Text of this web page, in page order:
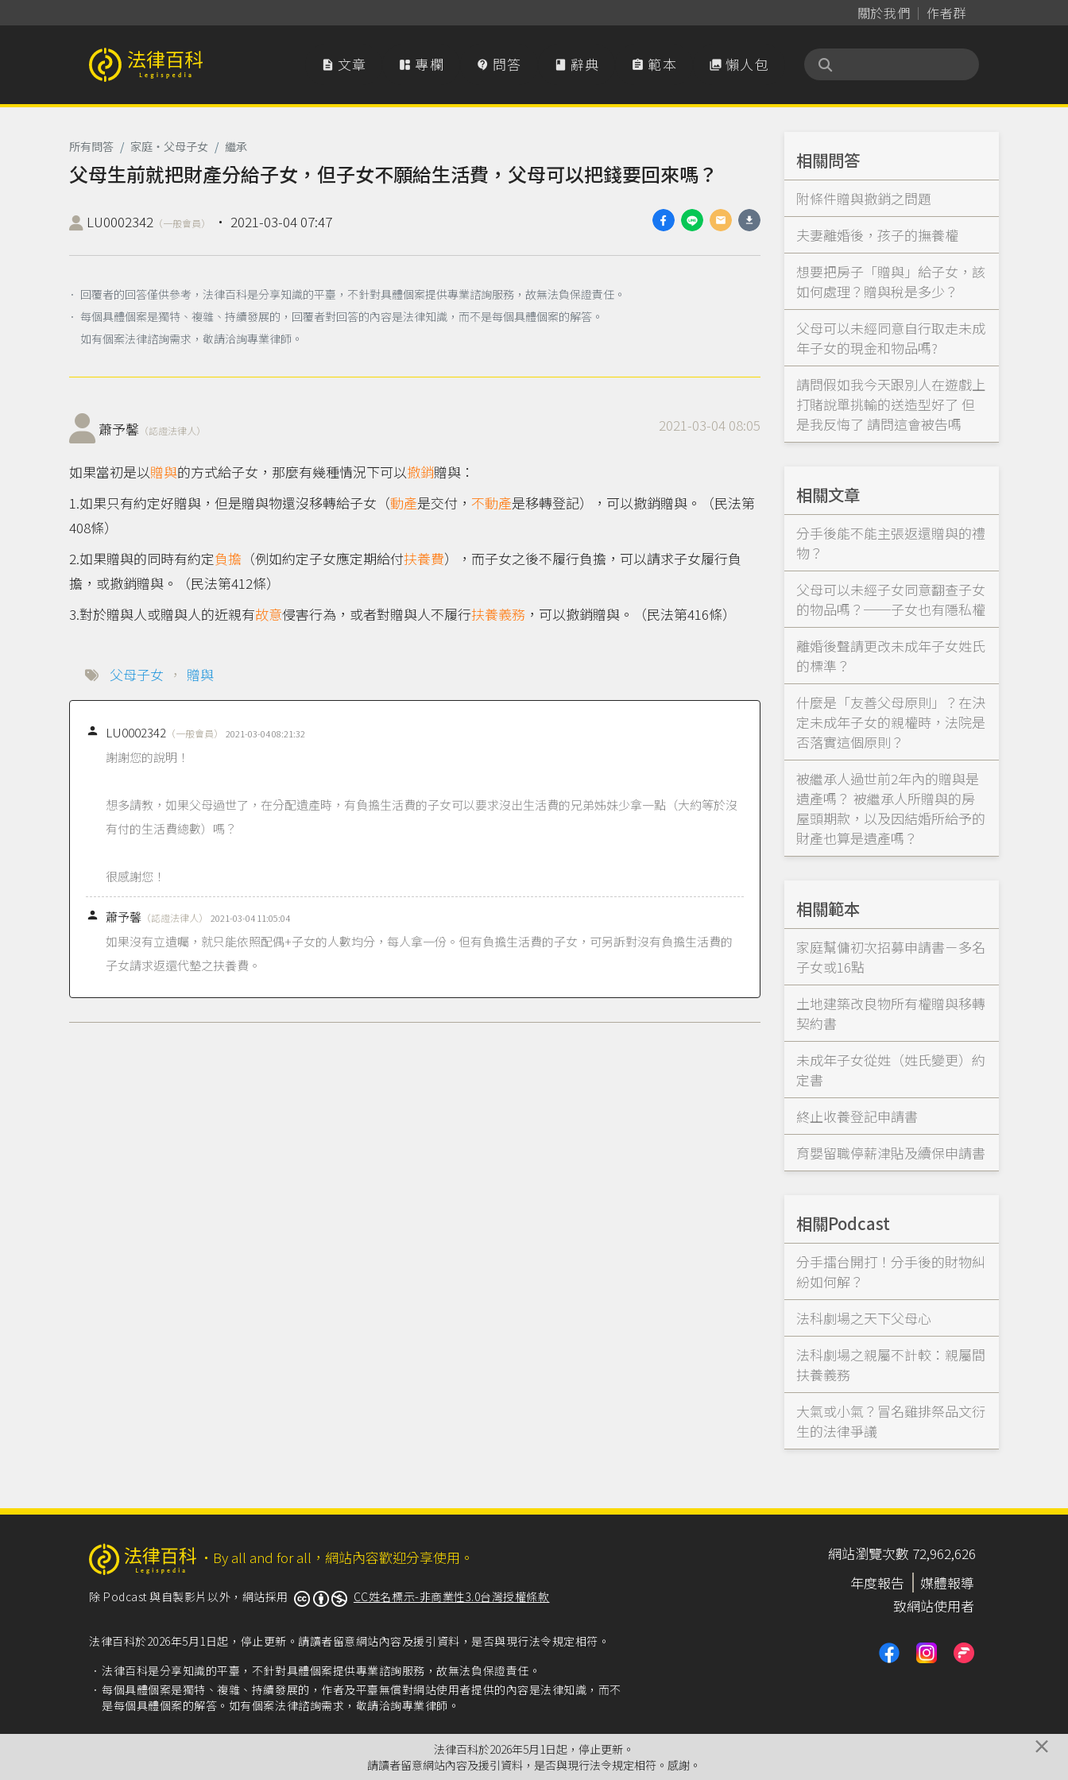
關於我們 作者群
法律百科 Legispedia  文章  專欄  問答  辭典  範本  懶人包
所有問答 / 家庭‧父母子女 / 繼承
父母生前就把財產分給子女，但子女不願給生活費，父母可以把錢要回來嗎？
LU0002342 （一般會員） ‧ 2021-03-04 07:47
． 回覆者的回答僅供參考，法律百科是分享知識的平臺，不針對具體個案提供專業諮詢服務，故無法負保證責任。
． 每個具體個案是獨特、複雜、持續發展的，回覆者對回答的內容是法律知識，而不是每個具體個案的解答。
如有個案法律諮詢需求，敬請洽詢專業律師。
蕭予馨 （認證法律人） 2021-03-04 08:05
如果當初是以贈與的方式給子女，那麼有幾種情況下可以撤銷贈與：
1.如果只有約定好贈與，但是贈與物還沒移轉給子女（動產是交付， 不動產是移轉登記），可以撤銷贈與。（民法第
408條）
2.如果贈與的同時有約定負擔 （例如約定子女應定期給付扶養費），而子女之後不履行負擔，可以請求子女履行負
擔，或撤銷贈與。（民法第412條）
3.對於贈與人或贈與人的近親有故意侵害行為，或者對贈與人不履行扶養義務 ，可以撤銷贈與。（民法第416條）
父母子女 ， 贈與
 LU0002342 （一般會員） 2021-03-04 08:21:32
謝謝您的說明！
想多請教，如果父母過世了，在分配遺產時，有負擔生活費的子女可以要求沒出生活費的兄弟姊妹少拿一點（大約等於沒
有付的生活費總數）嗎？
很感謝您！
 蕭予馨 （認證法律人） 2021-03-04 11:05:04
如果沒有立遺囑，就只能依照配偶+子女的人數均分，每人拿一份。但有負擔生活費的子女，可另訴對沒有負擔生活費的
子女請求返還代墊之扶養費。
相關問答
附條件贈與撤銷之問題
夫妻離婚後，孩子的撫養權
想要把房子「贈與」給子女，該
如何處理？贈與稅是多少？
父母可以未經同意自行取走未成
年子女的現金和物品嗎?
請問假如我今天跟別人在遊戲上
打賭說單挑輸的送造型好了 但
是我反悔了 請問這會被告嗎
相關文章
分手後能不能主張返還贈與的禮
物？
父母可以未經子女同意翻查子女
的物品嗎？──子女也有隱私權
離婚後聲請更改未成年子女姓氏
的標準？
什麼是「友善父母原則」？在決
定未成年子女的親權時，法院是
否落實這個原則？
被繼承人過世前2年內的贈與是
遺產嗎？ 被繼承人所贈與的房
屋頭期款，以及因結婚所給予的
財產也算是遺產嗎？
相關範本
家庭幫傭初次招募申請書－多名
子女或16點
土地建築改良物所有權贈與移轉
契約書
未成年子女從姓（姓氏變更）約
定書
終止收養登記申請書
育嬰留職停薪津貼及續保申請書
相關Podcast
分手擂台開打！分手後的財物糾
紛如何解？
法科劇場之天下父母心
法科劇場之親屬不計較：親屬間
扶養義務
大氣或小氣？冒名雞排祭品文衍
生的法律爭議
‧ By all and for all，網站內容歡迎分享使用。
除 Podcast 與自製影片以外，網站採用 CC姓名標示-非商業性3.0台灣授權條款
法律百科於2026年5月1日起，停止更新。請讀者留意網站內容及援引資料，是否與現行法令規定相符。
法律百科是分享知識的平臺，不針對具體個案提供專業諮詢服務，故無法負保證責任。
每個具體個案是獨特、複雜、持續發展的，作者及平臺無償對網站使用者提供的內容是法律知識，而不
是每個具體個案的解答。如有個案法律諮詢需求，敬請洽詢專業律師。
網站瀏覽次數 72,962,626
年度報告
媒體報導
致網站使用者
法律百科於2026年5月1日起，停止更新。
請讀者留意網站內容及援引資料，是否與現行法令規定相符。感謝。
×